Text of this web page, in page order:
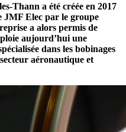
Thann a été créée en 2017
JMF Elec par le groupe
a alors permis de
aujourd’hui une
dans les bobinages
aéronautique et